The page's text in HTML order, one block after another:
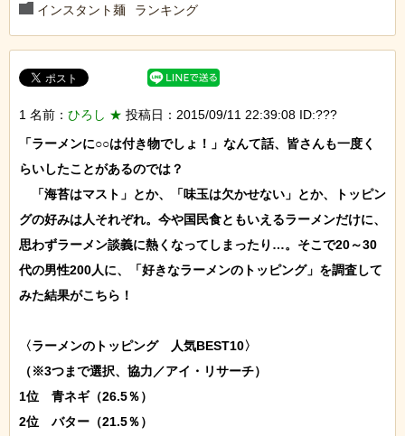
インスタント麺
ランキング
1 名前： ひろし ★ 投稿日：2015/09/11 22:39:08 ID:???
「ラーメンに○○は付き物でしょ！」なんて話、皆さんも一度く
らいしたことがあるのでは？
「海苔はマスト」とか、「味玉は欠かせない」とか、トッピン
グの好みは人それぞれ。今や国民食ともいえるラーメンだけに、
思わずラーメン談義に熱くなってしまったり…。そこで20～30
代の男性200人に、「好きなラーメンのトッピング」を調査して
みた結果がこちら！
〈ラーメンのトッピング　人気BEST10〉
（※3つまで選択、協力／アイ・リサーチ）
1位　青ネギ（26.5％）
2位　バター（21.5％）